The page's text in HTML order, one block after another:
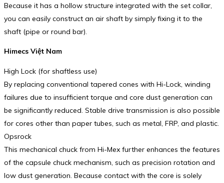
Because it has a hollow structure integrated with the set collar,
you can easily construct an air shaft by simply fixing it to the
shaft (pipe or round bar).
Himecs Việt Nam
High Lock (for shaftless use)
By replacing conventional tapered cones with Hi-Lock, winding
failures due to insufficient torque and core dust generation can
be significantly reduced. Stable drive transmission is also possible
for cores other than paper tubes, such as metal, FRP, and plastic.
Opsrock
This mechanical chuck from Hi-Mex further enhances the features
of the capsule chuck mechanism, such as precision rotation and
low dust generation. Because contact with the core is solely